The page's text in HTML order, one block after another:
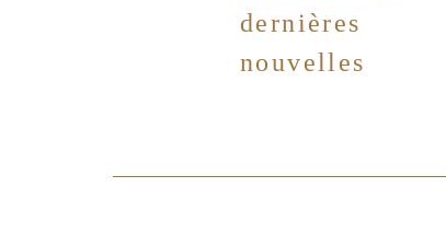
dernières
nouvelles